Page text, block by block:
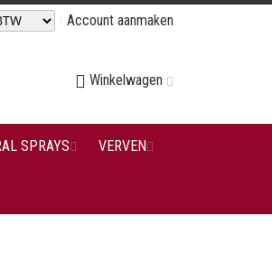
Account aanmaken
Winkelwagen
SPRAYS VERVEN